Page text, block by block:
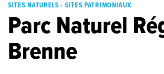
SITES NATURELS - SITES PATRIMONIAUX
Parc Naturel
Brenne